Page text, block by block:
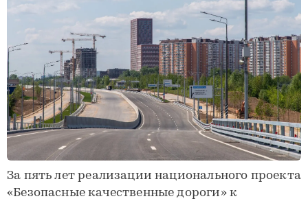
За пять лет реализации национального проекта
«Безопасные качественные дороги» к